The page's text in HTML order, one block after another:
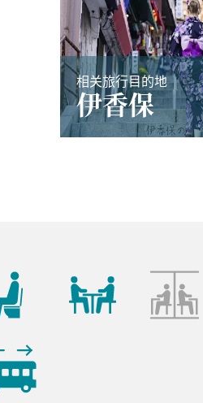
相关旅行目的地
伊香保